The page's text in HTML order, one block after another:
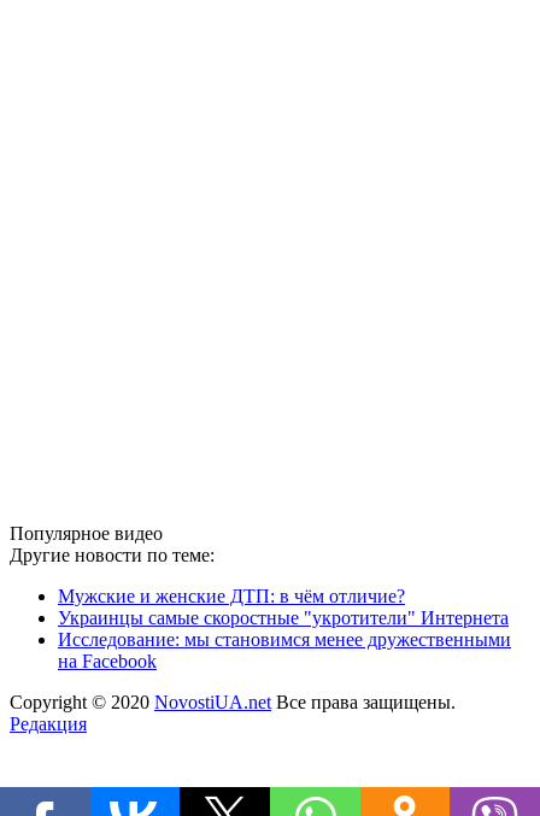
Популярное видео
Другие новости по теме:
Мужские и женские ДТП: в чём отличие?
Украинцы самые скоростные "укротители" Интернета
Исследование: мы становимся менее дружественными
на Facebook
Copyright © 2020 NovostiUA.net Все права защищены.
Редакция